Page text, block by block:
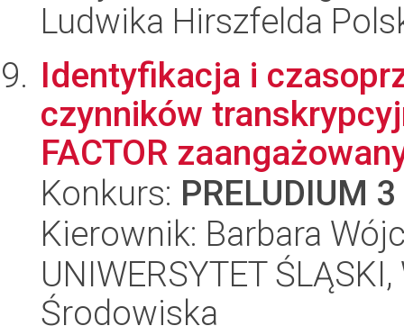
Ludwika Hirszfelda
Identyfikacja i
czynników
FACTOR
Konkurs: PRELUDIUM 3
Kierownik: Barbara
UNIWERSYTET
Środowiska